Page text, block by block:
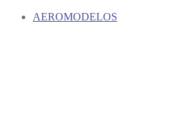
AEROMODELOS